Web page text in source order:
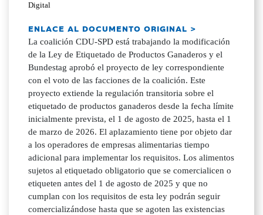
Digital
ENLACE AL DOCUMENTO ORIGINAL >
La coalición CDU-SPD está trabajando la modificación
de la Ley de Etiquetado de Productos Ganaderos y el
Bundestag aprobó el proyecto de ley correspondiente
con el voto de las facciones de la coalición. Este
proyecto extiende la regulación transitoria sobre el
etiquetado de productos ganaderos desde la fecha límite
inicialmente prevista, el 1 de agosto de 2025, hasta el 1
de marzo de 2026. El aplazamiento tiene por objeto dar
a los operadores de empresas alimentarias tiempo
adicional para implementar los requisitos. Los alimentos
sujetos al etiquetado obligatorio que se comercialicen o
etiqueten antes del 1 de agosto de 2025 y que no
cumplan con los requisitos de esta ley podrán seguir
comercializándose hasta que se agoten las existencias